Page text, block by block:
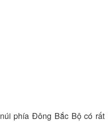
phía Đông Bắc Bộ có rất